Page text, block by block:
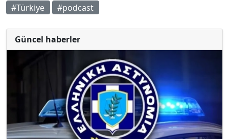
#Türkiye
#podcast
Güncel haberler